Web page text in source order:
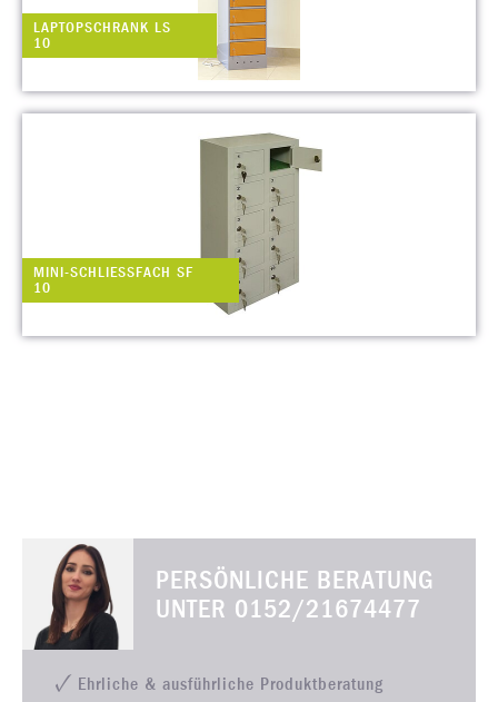
LAPTOPSCHRANK LS
10
MINI-SCHLIESSFACH SF 1
0
PERSÖNLICHE BERATUNG
UNTER 0152/21674477
Ehrliche & ausführliche Produktberatung